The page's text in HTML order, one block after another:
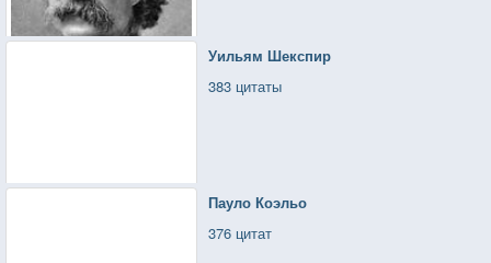
Уильям Шекспир
383 цитаты
Пауло Коэльо
376 цитат